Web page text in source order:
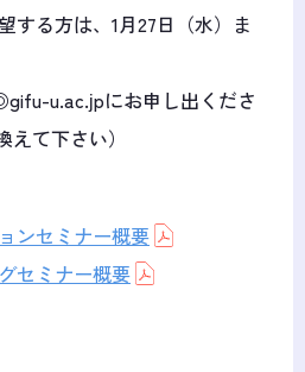
する方は、1月27日（水）ま
にお申し出くださ
て下さい）
ンセミナー概要
セミナー概要